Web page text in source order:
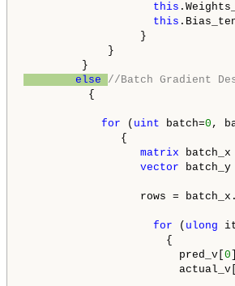
this
this
}
}
else
//Batch Gradient
{
for ( uint batch=0 ,
{
matrix
vector
rows =
for ( ulong
{
pred_v[ 0
actual_v[